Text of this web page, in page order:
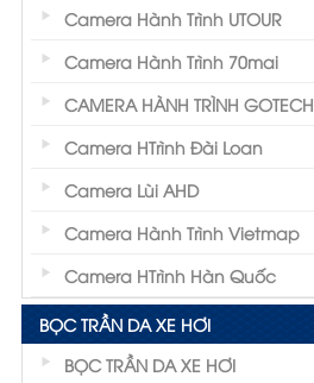
Camera Hành Trình UTOUR
Camera Hành Trình 70mai
CAMERA HÀNH TRÌNH GOTECH
Camera HTrình Đài Loan
Camera Lùi AHD
Camera Hành Trình Vietmap
Camera HTrình Hàn Quốc
BỌC TRẦN DA XE HƠI
BỌC TRẦN DA XE HƠI